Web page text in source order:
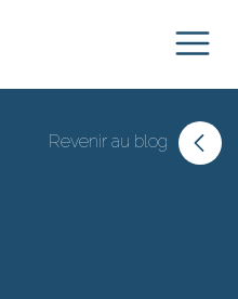
Revenir au blog